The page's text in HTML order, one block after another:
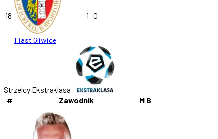
18
Piast Gliwice
1 0
Strzelcy Ekstraklasa
#
Zawodnik M B